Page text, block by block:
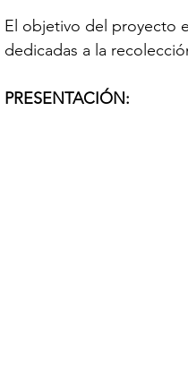
El objetivo del proyecto
dedicadas a la
PRESENTACIÓN: